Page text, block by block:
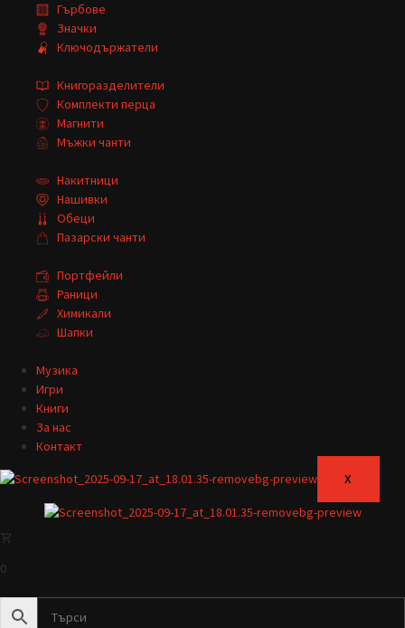
Гърбове
Значки
Ключодържатели
Книгоразделители
Комплекти перца
Магнити
Мъжки чанти
Накитници
Нашивки
Обеци
Пазарски чанти
Портфейли
Раници
Химикали
Шапки
Музика
Игри
Книги
За нас
Контакт
X
0